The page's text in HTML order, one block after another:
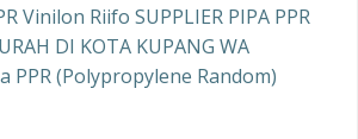
Vinilon Riifo SUPPLIER PIPA PPR
DI KOTA KUPANG WA
PPR (Polypropylene Random)